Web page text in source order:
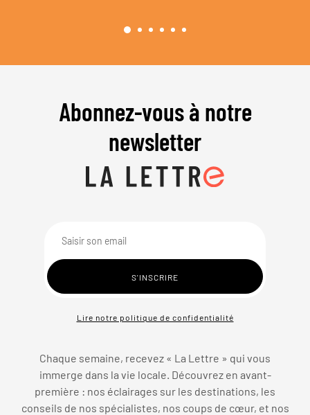
Abonnez-vous à notre
newsletter
Lire notre politique de confidentialité
Chaque semaine, recevez « La Lettre » qui vous
immerge dans la vie locale. Découvrez en avant-
première : nos éclairages sur les destinations, les
conseils de nos spécialistes, nos coups de cœur, et nos